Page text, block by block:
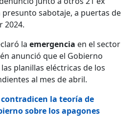
sabotaje, a puertas de
2024.
laemergencia en el sector
anunció que el Gobierno
planillas eléctricas de los
al mes de abril.
contradicen la teoría de
sobre los apagones